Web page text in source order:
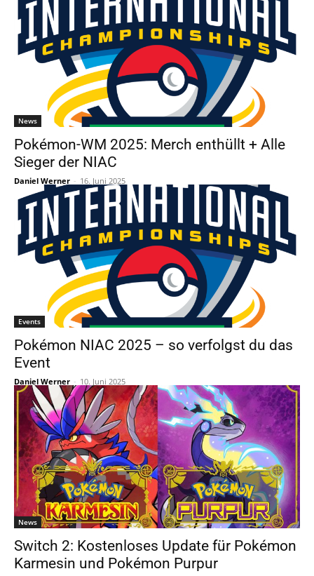
News
Pokémon-WM 2025: Merch enthüllt + Alle
Sieger der NIAC
Daniel Werner - 16. Juni 2025
Events
Pokémon NIAC 2025 – so verfolgst du das
Event
Daniel Werner - 10. Juni 2025
News
Switch 2: Kostenloses Update für Pokémon
Karmesin und Pokémon Purpur